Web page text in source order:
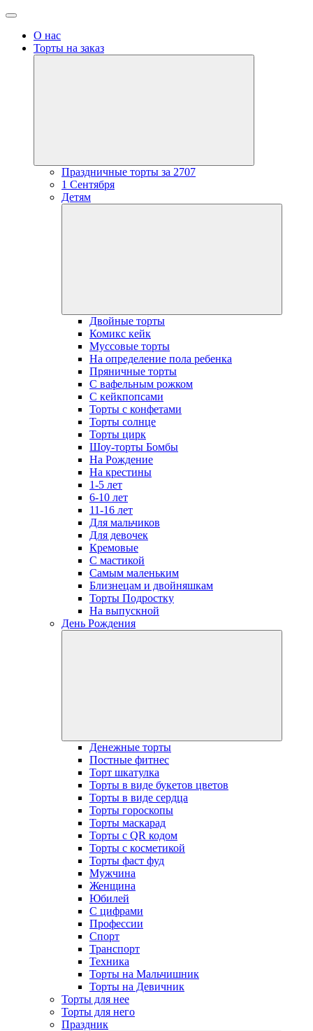
О нас
Торты на заказ
Праздничные торты за 2707
1 Сентября
Детям
Двойные торты
Комикс кейк
Муссовые торты
На определение пола ребенка
Пряничные торты
С вафельным рожком
С кейкпопсами
Торты с конфетами
Торты солнце
Торты цирк
Шоу-торты Бомбы
На Рождение
На крестины
1-5 лет
6-10 лет
11-16 лет
Для мальчиков
Для девочек
Кремовые
С мастикой
Самым маленьким
Близнецам и двойняшкам
Торты Подростку
На выпускной
День Рождения
Денежные торты
Постные фитнес
Торт шкатулка
Торты в виде букетов цветов
Торты в виде сердца
Торты гороскопы
Торты маскарад
Торты с QR кодом
Торты с косметикой
Торты фаст фуд
Мужчина
Женщина
Юбилей
С цифрами
Профессии
Спорт
Транспорт
Техника
Торты на Мальчишник
Торты на Девичник
Торты для нее
Торты для него
Праздник